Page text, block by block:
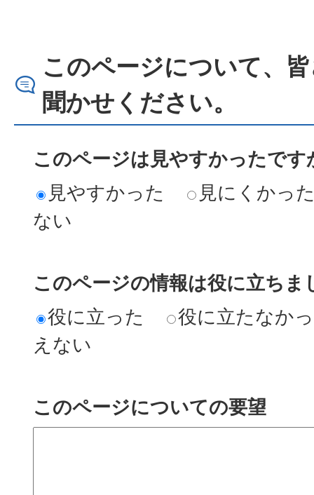
このページについて、
聞かせください。
このページは見やすかったです
見やすかった
見にくかっ
ない
このページの情報は役に立ちま
役に立った
役に立たなか
えない
このページについての要望